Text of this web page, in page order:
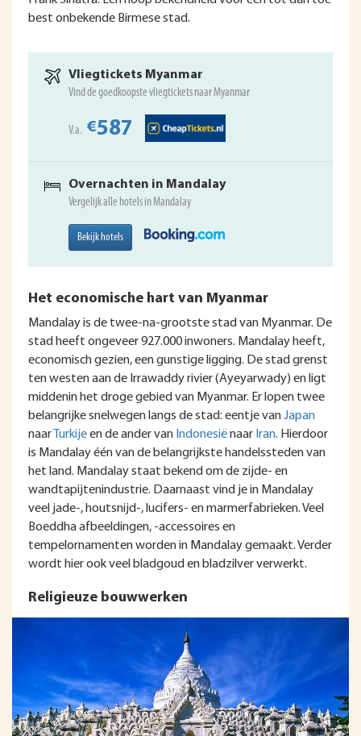
best onbekende Birmese stad.
Vliegtickets Myanmar
Vind de goedkoopste vliegtickets naar Myanmar
V.a. €587
Overnachten in Mandalay
Vergelijk alle hotels in Mandalay
Bekijk hotels
Het economische hart van Myanmar
Mandalay is de twee-na-grootste stad van Myanmar. De
stad heeft ongeveer 927.000 inwoners. Mandalay heeft,
economisch gezien, een gunstige ligging. De stad grenst
ten westen aan de Irrawaddy rivier (Ayeyarwady) en ligt
middenin het droge gebied van Myanmar. Er lopen twee
belangrijke snelwegen langs de stad: eentje vanJapan
naar Turkijeen de ander van Indonesiënaar Iran. Hierdoor
is Mandalay één van de belangrijkste handelssteden van
het land. Mandalay staat bekend om de zijde- en
wandtapijtenindustrie. Daarnaast vind je in Mandalay
veel jade-, houtsnijd-, lucifers- en marmerfabrieken. Veel
Boeddha afbeeldingen, -accessoires en
tempelornamenten worden in Mandalay gemaakt. Verder
wordt hier ook veel bladgoud en bladzilver verwerkt.
Religieuze bouwwerken